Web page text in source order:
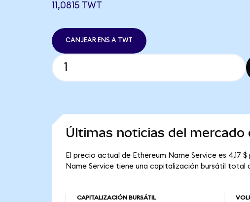
11,0815 TWT
CANJEAR ENS A TWT
Últimas noticias del
El precio actual de Ethereum Name Service es 4,17
Name Service tiene una capitalización bursátil total
CAPITALIZACIÓN BURSÁTIL